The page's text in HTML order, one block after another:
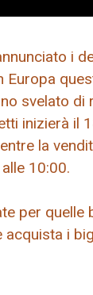
i
Europa
svelato di
inizierà il
la
10:00.
per quelle
acquista i